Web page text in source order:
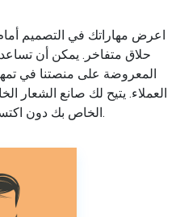
اعرض مهاراتك في التصميم
حلاق متفاخر. يمكن أن
المعروضة على منصتنا في
العملاء. يتيح لك صانع الشعار
الخاص بك دون اكتساب مهارات التصميم.